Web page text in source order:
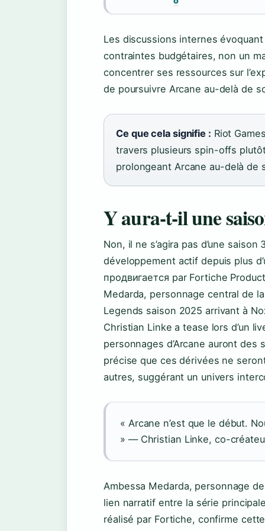
Les discussions internes
contraintes budgétaires, non un
concentrer ses ressources sur
de poursuivre Arcane au-delà de
Ce que cela signifie : Riot
travers plusieurs spin-offs
prolongeant Arcane au-delà de
Y aura-t-il une
Non, il ne s’agira pas d’une
développement actif depuis plus
продвигается par Fortiche
Medarda, personnage central de
Legends saison 2025 arrivant à
Christian Linke a tease lors d’un
personnages d’Arcane auront
précise que ces dérivées ne
autres, suggérant un univers
« Arcane n’est que le début.
» — Christian Linke, co-
Ambessa Medarda, personnage
lien narratif entre la série
réalisé par Fortiche, confirme